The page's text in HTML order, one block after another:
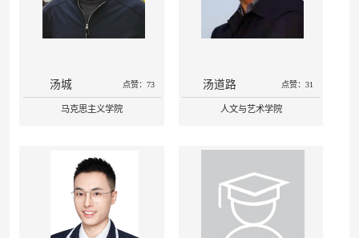
汤城 点赞：73
马克思主义学院
汤道路 点赞：31
人文与艺术学院